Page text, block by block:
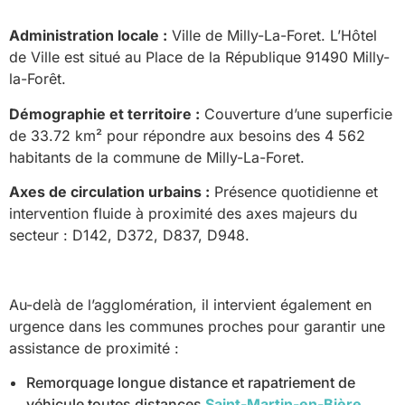
Administration locale : Ville de Milly-La-Foret. L’Hôtel
de Ville est situé au Place de la République 91490 Milly-
la-Forêt.
Démographie et territoire : Couverture d’une superficie
de 33.72 km² pour répondre aux besoins des 4 562
habitants de la commune de Milly-La-Foret.
Axes de circulation urbains : Présence quotidienne et
intervention fluide à proximité des axes majeurs du
secteur : D142, D372, D837, D948.
Au-delà de l’agglomération, il intervient également en
urgence dans les communes proches pour garantir une
assistance de proximité :
Remorquage longue distance et rapatriement de